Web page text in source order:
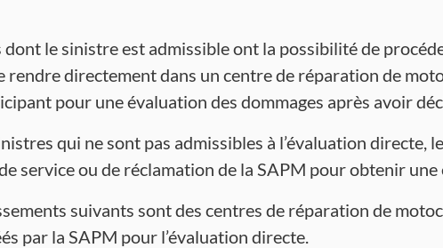
dont le sinistre est admissible ont la possibilité de
rendre directement dans un centre de réparation de
pour une évaluation des dommages après avoir
qui ne sont pas admissibles à l’évaluation directe,
service ou de réclamation de la SAPM pour obtenir
suivants sont des centres de réparation de
par la SAPM pour l’évaluation directe.